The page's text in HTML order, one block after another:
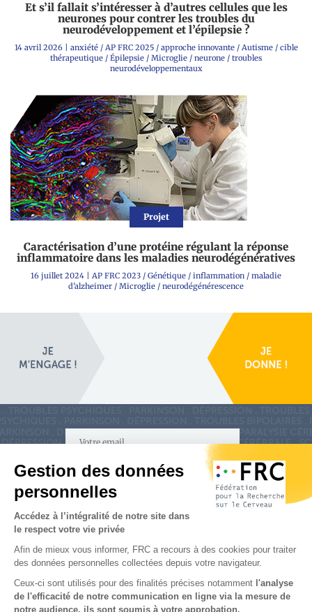
Et s’il fallait s’intéresser à d’autres cellules que les
neurones pour contrer les troubles du
neurodéveloppement et l’épilepsie ?
14 avril 2026| anxiété/ AP FRC 2025/ approche innovante/ Autisme/ cible
thérapeutique / Épilepsie / Microglie / neurone / troubles
neurodéveloppementaux
Projet
Caractérisation d’une protéine régulant la réponse
inflammatoire dans les maladies neurodégénératives
16 juillet 2024 AP FRC 2023 / Génétique / inflammation / maladie
d'alzheimer / Microglie / neurodégénérescence
S'inscrire à la newsletter
les réseaux sociaux
Partenaires & Mécènes